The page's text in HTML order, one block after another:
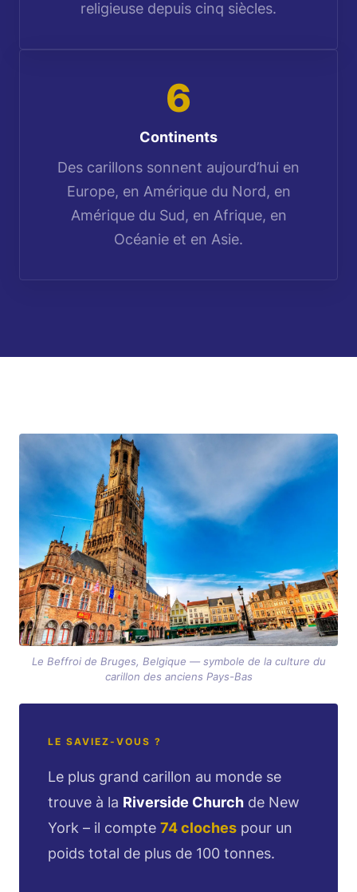
religieuse depuis cinq siècles.
6
Continents
Des carillons sonnent aujourd’hui en
Europe, en Amérique du Nord, en
Amérique du Sud, en Afrique, en
Océanie et en Asie.
Le Beffroi de Bruges, Belgique — symbole de la culture du
carillon des anciens Pays-Bas
LE SAVIEZ-VOUS ?
Le plus grand carillon au monde se
trouve à la Riverside Church de New
York – il compte 74 cloches pour un
poids total de plus de 100 tonnes.